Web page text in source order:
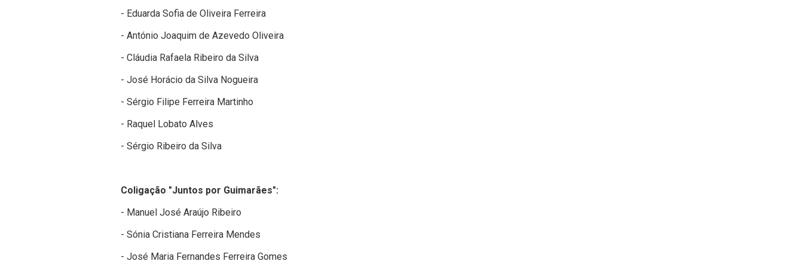
- Eduarda Sofia de Oliveira Ferreira
- António Joaquim de Azevedo Oliveira
- Cláudia Rafaela Ribeiro da Silva
- José Horácio da Silva Nogueira
- Sérgio Filipe Ferreira Martinho
- Raquel Lobato Alves
- Sérgio Ribeiro da Silva
Coligação "Juntos por Guimarães":
- Manuel José Araújo Ribeiro
- Sónia Cristiana Ferreira Mendes
- José Maria Fernandes Ferreira Gomes